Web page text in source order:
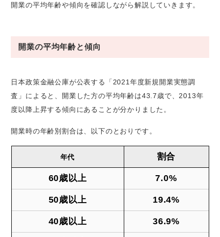
開業の平均年齢や傾向を確認しながら解説していきます。
開業の平均年齢と傾向
日本政策金融公庫が公表する「2021年度新規開業実態調
査」によると、開業した方の平均年齢は43.7歳で、2013年
度以降上昇する傾向にあることが分かりました。
開業時の年齢別割合は、以下のとおりです。
年代 割合
60歳以上 7.0%
50歳以上 19.4%
40歳以上 36.9%